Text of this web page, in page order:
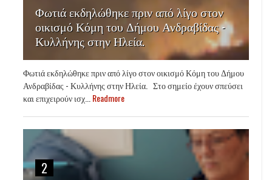
Φωτιά εκδηλώθηκε πριν από λίγο στον
οικισμό Κόμη του Δήμου Ανδραβίδας -
Κυλλήνης στην Ηλεία.
Φωτιά εκδηλώθηκε πριν από λίγο στον οικισμό Κόμη του Δήμου
Ανδραβίδας - Κυλλήνης στην Ηλεία. Στο σημείο έχουν σπεύσει
και επιχειρούν ισχ...Readmore
2